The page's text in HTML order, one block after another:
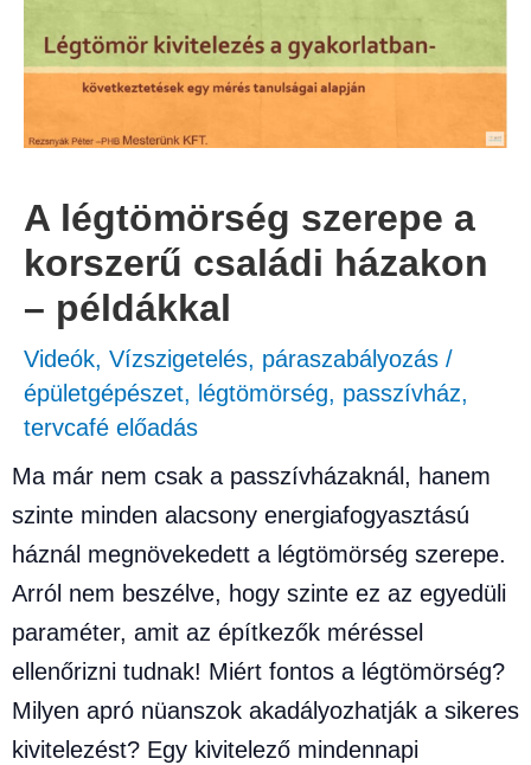
A légtömörség szerepe a
korszerű családi házakon
– példákkal
Videók, Vízszigetelés, páraszabályozás /
épületgépészet, légtömörség, passzívház,
tervcafé előadás
Ma már nem csak a passzívházaknál, hanem
szinte minden alacsony energiafogyasztású
háznál megnövekedett a légtömörség szerepe.
Arról nem beszélve, hogy szinte ez az egyedüli
paraméter, amit az építkezők méréssel
ellenőrizni tudnak! Miért fontos a légtömörség?
Milyen apró nüanszok akadályozhatják a sikeres
kivitelezést? Egy kivitelező mindennapi